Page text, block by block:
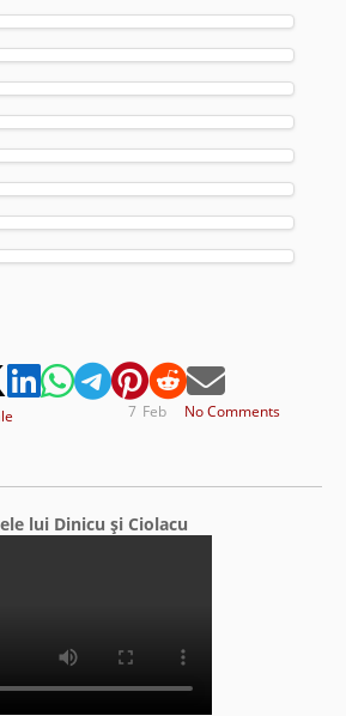
No Comments
Feb
7
lui Dinicu şi Ciolacu